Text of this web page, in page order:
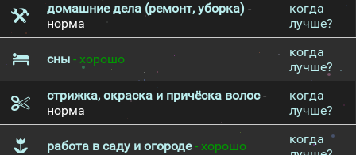
домашние дела (ремонт, уборка) -
норма
когда
лучше?
сны - хорошо
когда
лучше?
стрижка, окраска и причёска волос-
норма
когда
лучше?
работа в саду и огороде- хорошо
когда